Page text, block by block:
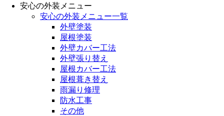
安心の外装メニュー
安心の外装メニュー一覧
外壁塗装
屋根塗装
外壁カバー工法
外壁張り替え
屋根カバー工法
屋根葺き替え
雨漏り修理
防水工事
その他